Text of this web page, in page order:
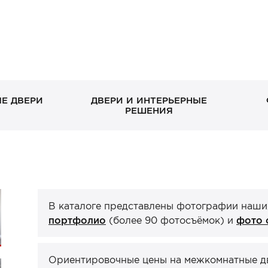
ДВЕРИ
панелями
ХИТ
ДВЕРИ И ИНТЕРЬЕРНЫЕ
РЕШЕНИЯ
Стеновые панели Порталы ХИТ
В каталоге представлены фотографии
портфолио (более 90 фотосъёмок) и фото
Ориентировочные цены на межкомнатные